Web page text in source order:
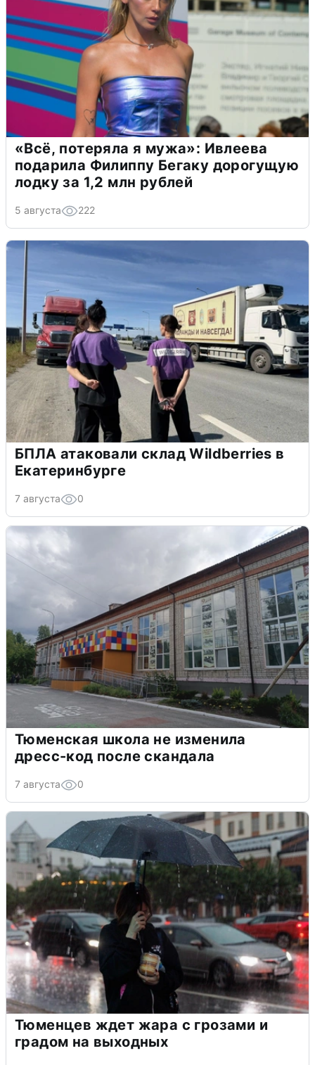
«Всё, потеряла я мужа»: Ивлеева
подарила Филиппу Бегаку дорогущую
лодку за 1,2 млн рублей
5 августа 222
БПЛА атаковали склад Wildberries в
Екатеринбурге
7 августа 0
Тюменская школа не изменила
дресс-код после скандала
7 августа 0
Тюменцев ждет жара с грозами и
градом на выходных